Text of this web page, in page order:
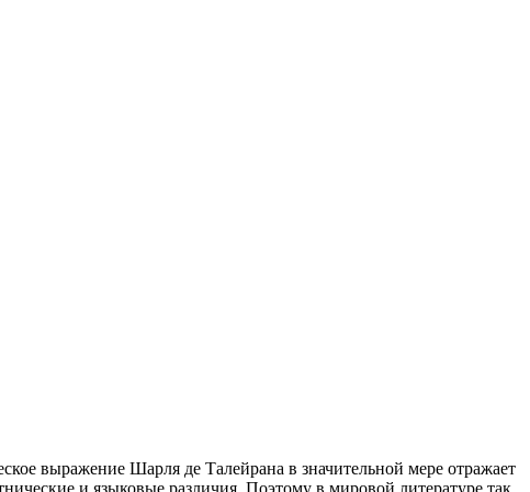
выражение Шарля де Талейрана в значительной мере отражает
и языковые различия. Поэтому в мировой литературе так